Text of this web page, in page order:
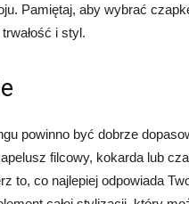
Pamiętaj, aby wybrać
i styl.
powinno być dobrze
filcowy, kokarda lub
to, co najlepiej odpowiada